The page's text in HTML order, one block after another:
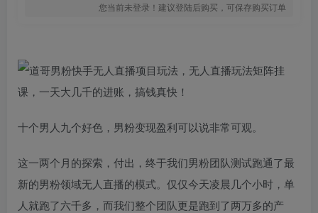
您当前未登录！建议登陆后购买，可保存购买订单
十个男人九个好色，男粉变现盈利可以说非常可观。
这一两个月的探索，付出，终于我们男粉团队测试跑通了最
新的男粉领域无人直播的模式。仅仅今天凌晨几个小时，单
人就跑了六千多，而我们整个团队更是跑到了两万多的产